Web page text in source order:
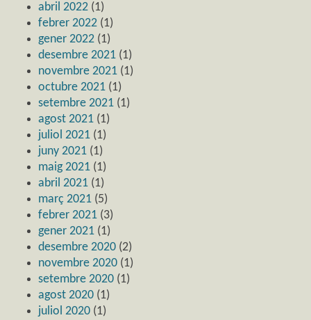
abril 2022 (1)
febrer 2022 (1)
gener 2022 (1)
desembre 2021 (1)
novembre 2021 (1)
octubre 2021 (1)
setembre 2021 (1)
agost 2021 (1)
juliol 2021 (1)
juny 2021 (1)
maig 2021 (1)
abril 2021 (1)
març 2021 (5)
febrer 2021 (3)
gener 2021 (1)
desembre 2020 (2)
novembre 2020 (1)
setembre 2020 (1)
agost 2020 (1)
juliol 2020 (1)